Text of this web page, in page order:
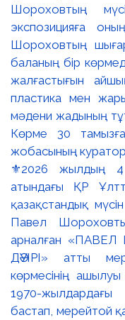
⚜️2026 жылдың 4
атындағы ҚР
қазақстандық мүсін
Павел
арналған
ДӘУІРІ» атты
көрмесінің
1970-
бастап, мерейтой